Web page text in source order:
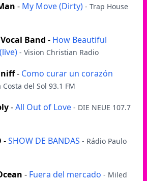
- My Move (Dirty) - Trap House
Band - How Beautiful
- Vision Christian Radio
- Como curar un corazón
Costa del Sol 93.1 FM
-All Out of Love - DIE NEUE 107.7
-SHOW DE BANDAS - Rádio Paulo
- Fuera del mercado - Miled